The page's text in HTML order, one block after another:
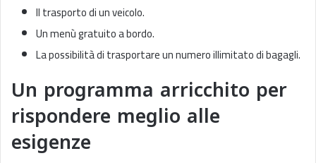
Il trasporto di un veicolo.
Un menù gratuito a bordo.
La possibilità di trasportare un numero illimitato di bagagli.
Un programma arricchito per
rispondere meglio alle
esigenze